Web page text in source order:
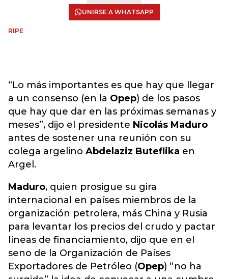
UNIRSE A WHATSAPP
RIPE
“Lo más importantes es que hay que llegar
a un consenso (en la Opep) de los pasos
que hay que dar en las próximas semanas y
meses”, dijo el presidente Nicolás Maduro
antes de sostener una reunión con su
colega argelino Abdelaziz Buteflika en
Argel.
Maduro, quien prosigue su gira
internacional en países miembros de la
organización petrolera, más China y Rusia
para levantar los precios del crudo y pactar
líneas de financiamiento, dijo que en el
seno de la Organización de Países
Exportadores de Petróleo (Opep) “no ha